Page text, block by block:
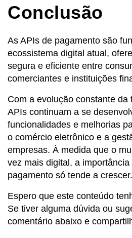
Conclusão
As APIs de pagamento são
ecossistema digital atual,
segura e eficiente entre
comerciantes e instituições
Com a evolução constante da
APIs continuam a se
funcionalidades e melhorias
o comércio eletrônico e a
empresas. À medida que o
vez mais digital, a importância
pagamento só tende a crescer.
Espero que este conteúdo
Se tiver alguma dúvida ou
comentário abaixo e